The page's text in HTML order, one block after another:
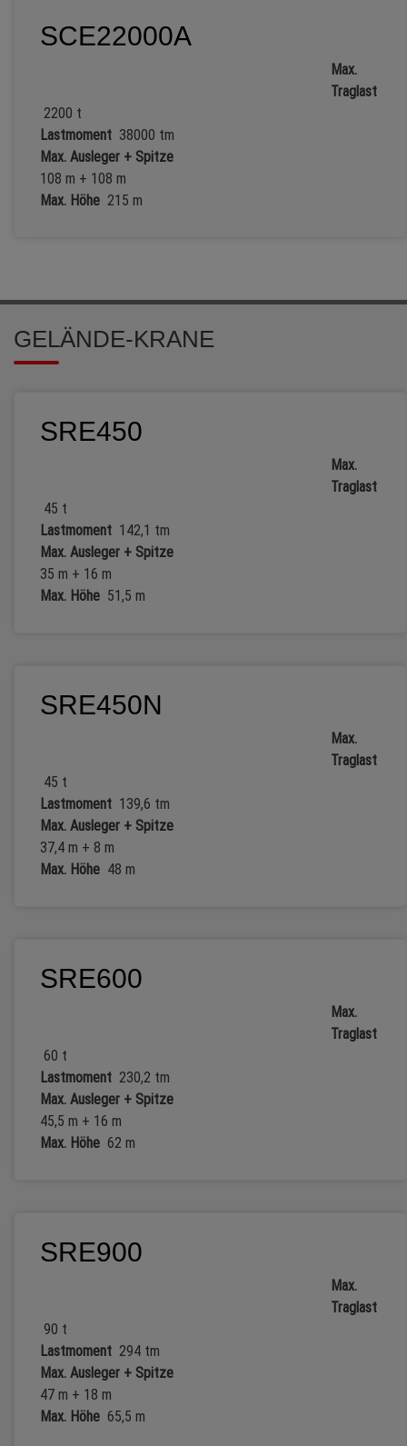
SCE22000A
Max.
Traglast
2200 t
Lastmoment 38000 tm
Max. Ausleger + Spitze
108 m + 108 m
Max. Höhe 215 m
GELÄNDE-KRANE
SRE450
Max.
Traglast
45 t
Lastmoment 142,1 tm
Max. Ausleger + Spitze
35 m + 16 m
Max. Höhe 51,5 m
SRE450N
Max.
Traglast
45 t
Lastmoment 139,6 tm
Max. Ausleger + Spitze
37,4 m + 8 m
Max. Höhe 48 m
SRE600
Max.
Traglast
60 t
Lastmoment 230,2 tm
Max. Ausleger + Spitze
45,5 m + 16 m
Max. Höhe 62 m
SRE900
Max.
Traglast
90 t
Lastmoment 294 tm
Max. Ausleger + Spitze
47 m + 18 m
Max. Höhe 65,5 m